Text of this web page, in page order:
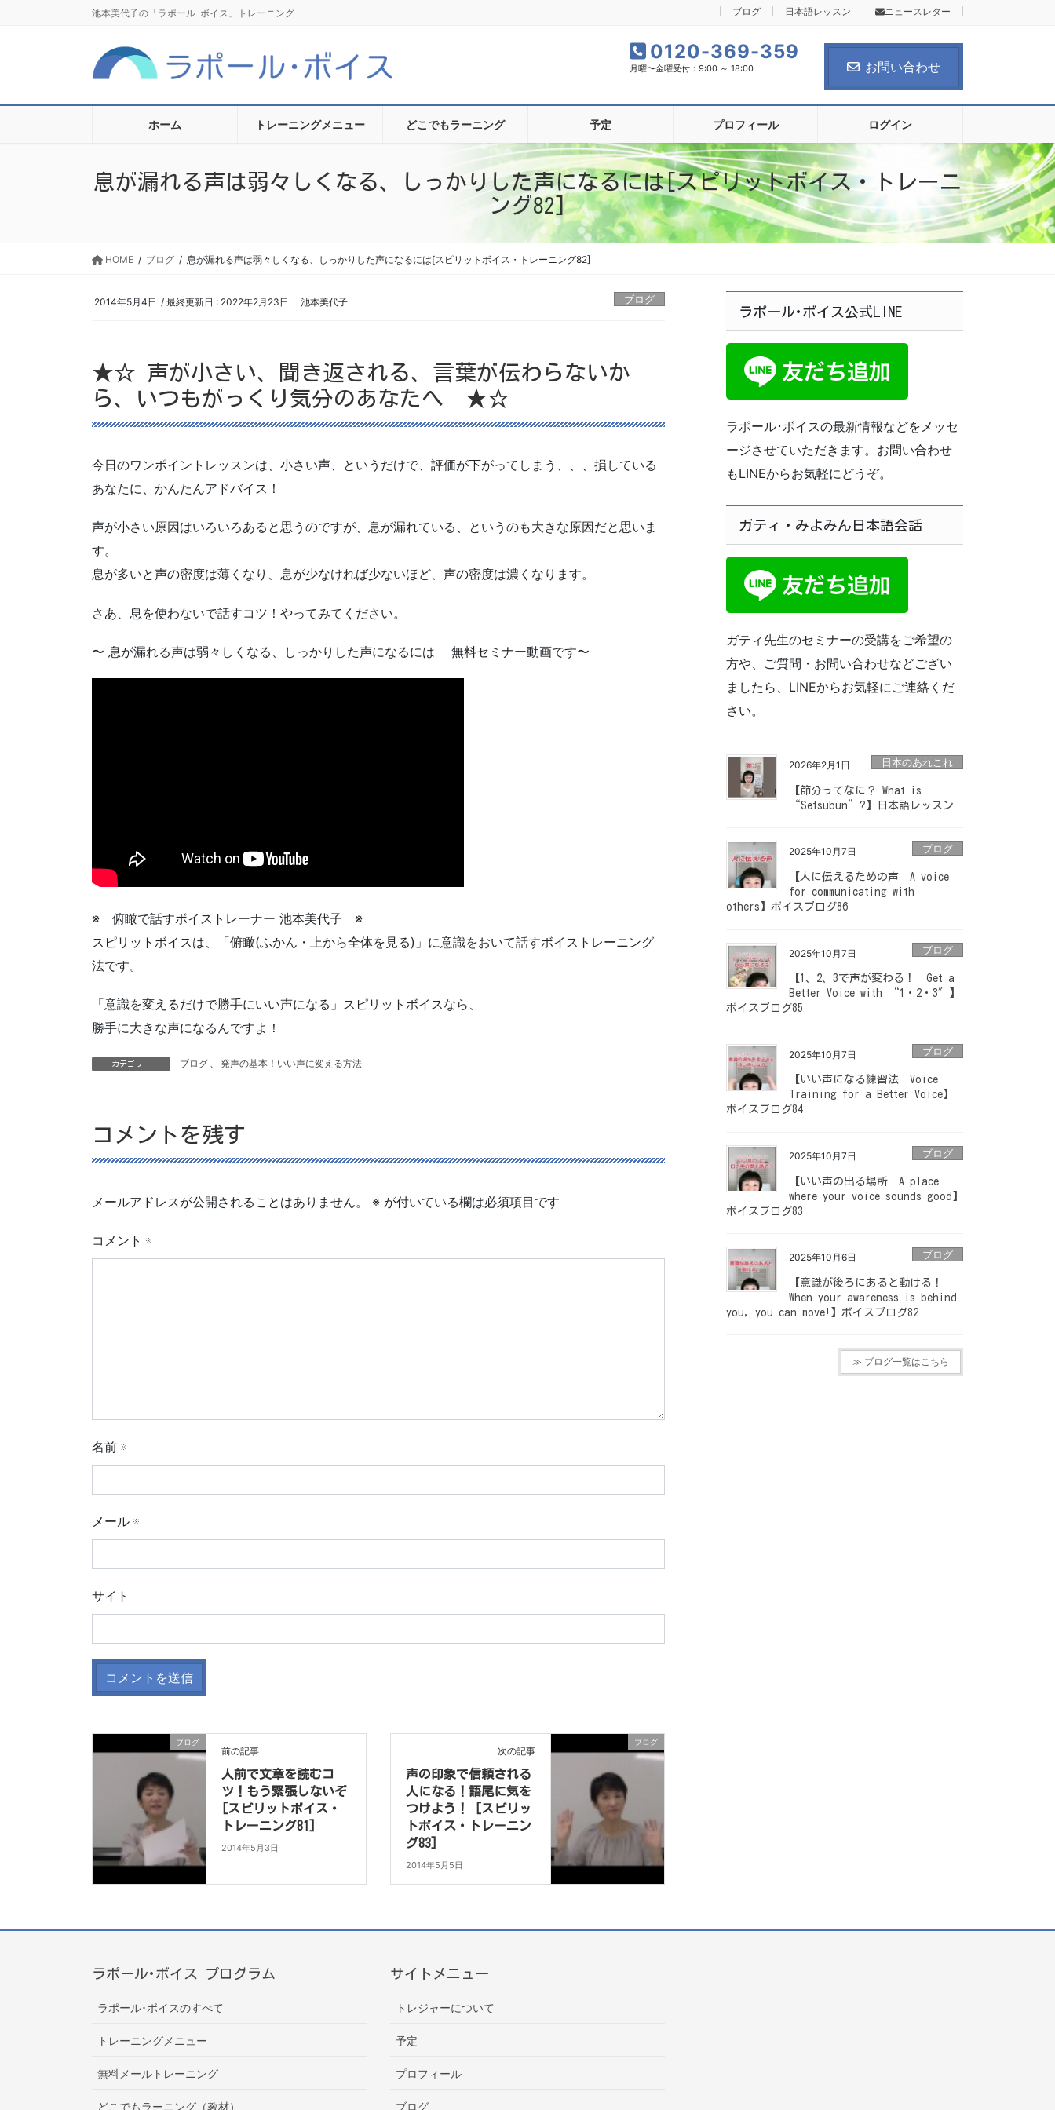
に
ョ
池本美代子の「ラポール･ボイス」トレーニング ブログ 日本語レッスン ニュースレター
0120-369-359
月曜〜金曜受付：9:00 ～ 18:00 お問い合わせ
ホーム トレーニングメニュー どこでもラーニング 予定 プロフィール ログイン
息が漏れる声は弱々しくなる、しっかりした声になるには[スピリットボイス・トレーニ
ング82]
HOME ブログ 息が漏れる声は弱々しくなる、しっかりした声になるには[スピリットボイス・トレーニング82]
2014年5月4日 / 最終更新日 : 2022年2月23日 池本美代子 ブログ
★☆ 声が小さい、聞き返される、言葉が伝わらないか
ら、いつもがっくり気分のあなたへ ★☆
今日のワンポイントレッスンは、小さい声、というだけで、評価が下がってしまう、、、損している
あなたに、かんたんアドバイス！
声が小さい原因はいろいろあると思うのですが、息が漏れている、というのも大きな原因だと思いま
す。
息が多いと声の密度は薄くなり、息が少なければ少ないほど、声の密度は濃くなります。
さあ、息を使わないで話すコツ！やってみてください。
〜 息が漏れる声は弱々しくなる、しっかりした声になるには 無料セミナー動画です〜
※ 俯瞰で話すボイストレーナー 池本美代子 ※
スピリットボイスは、「俯瞰(ふかん・上から全体を見る)」に意識をおいて話すボイストレーニング
法です。
「意識を変えるだけで勝手にいい声になる」スピリットボイスなら、
勝手に大きな声になるんですよ！
カテゴリー ブログ 、 発声の基本！いい声に変える方法
コメントを残す
メールアドレスが公開されることはありません。 ※ が付いている欄は必須項目です
コメント ※
名前 ※
メール ※
サイト
ブログ
前の記事
人前で文章を読むコ
ツ！もう緊張しないぞ
[スピリットボイス・
トレーニング81]
2014年5月3日
ブログ
次の記事
声の印象で信頼される
人になる！語尾に気を
つけよう！ [スピリッ
トボイス・トレーニン
グ83]
2014年5月5日
ラポール･ボイス公式LINE
ラポール･ボイスの最新情報などをメッセ
ージさせていただきます。お問い合わせ
もLINEからお気軽にどうぞ。
ガティ・みよみん日本語会話
ガティ先生のセミナーの受講をご希望の
方や、ご質問・お問い合わせなどござい
ましたら、LINEからお気軽にご連絡くだ
さい。
2026年2月1日 日本のあれこれ
【節分ってなに？ What is
“Setsubun”?】日本語レッスン
2025年10月7日 ブログ
【人に伝えるための声 A voice
for communicating with
others】ボイスブログ86
2025年10月7日 ブログ
【1、2、3で声が変わる！ Get a
Better Voice with “1・2・3″】
ボイスブログ85
2025年10月7日 ブログ
【いい声になる練習法 Voice
Training for a Better Voice】
ボイスブログ84
2025年10月7日 ブログ
【いい声の出る場所 A place
where your voice sounds good】
ボイスブログ83
2025年10月6日 ブログ
【意識が後ろにあると動ける！
When your awareness is behind
you, you can move!】ボイスブログ82
≫ ブログ一覧はこちら
ラポール･ボイス プログラム
ラポール･ボイスのすべて
トレーニングメニュー
無料メールトレーニング
どこでもラーニング（教材）
サイトメニュー
トレジャーについて
予定
プロフィール
ブログ